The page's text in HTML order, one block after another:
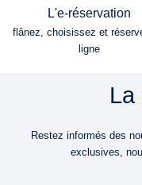
L'e-réservation
flânez, choisissez et
ligne
La
Restez informés des
exclusives,